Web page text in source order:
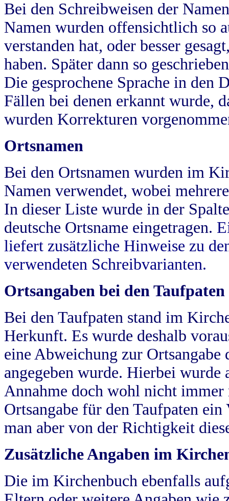
Bei den Schreibweisen der
Namen wurden offensichtlich so
verstanden hat, oder besser
haben. Später dann so
Die gesprochene Sprache in
Fällen bei denen erkannt wurde,
wurden Korrekturen
Ortsnamen
Bei den Ortsnamen wurden im
Namen verwendet, wobei
In dieser Liste wurde in der
deutsche Ortsname eingetragen.
liefert zusätzliche Hinweise zu
verwendeten Schreibvarianten.
Ortsangaben bei den Taufpaten
Bei den Taufpaten stand im
Herkunft. Es wurde deshalb
eine Abweichung zur
angegeben wurde. Hierbei wurde
Annahme doch wohl nicht
Ortsangabe für den Taufpaten
man aber von der Richtigkeit
Zusätzliche Angaben im
Die im Kirchenbuch ebenfalls